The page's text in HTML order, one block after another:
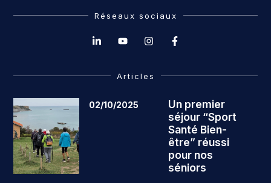
Réseaux sociaux
Articles
02/10/2025
Un premier
séjour “Sport
Santé Bien-
être” réussi
pour nos
séniors